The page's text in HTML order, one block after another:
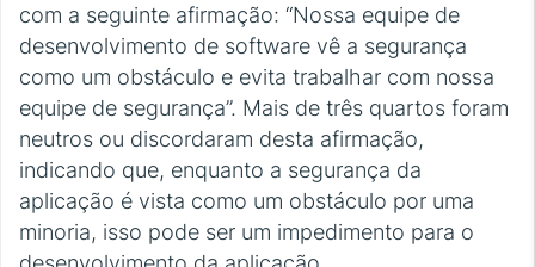
com a seguinte afirmação: “Nossa equipe de
desenvolvimento de software vê a segurança
como um obstáculo e evita trabalhar com nossa
equipe de segurança”. Mais de três quartos foram
neutros ou discordaram desta afirmação,
indicando que, enquanto a segurança da
aplicação é vista como um obstáculo por uma
minoria, isso pode ser um impedimento para o